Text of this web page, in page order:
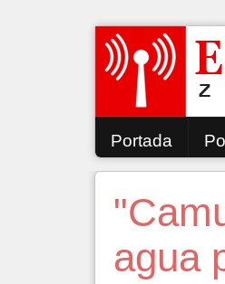
Portada
agua